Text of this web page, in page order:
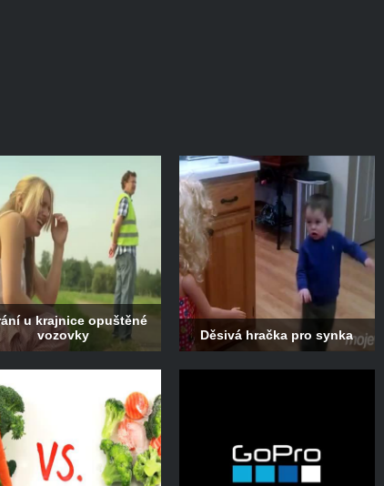
u krajnice opuštěné
vozovky
Děsivá hračka pro synka